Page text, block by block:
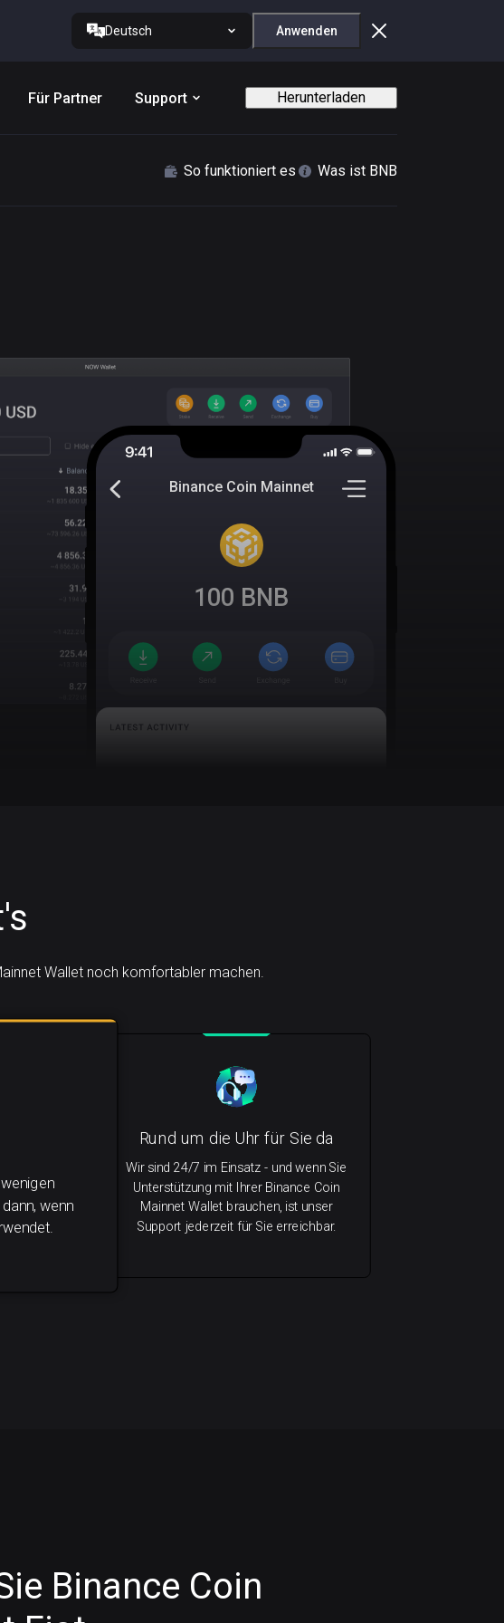
Deutsch Anwenden
Für Partner Support Herunterladen
So funktioniert es Was ist BNB
Binance Coin Mainnet
100 BNB
Wallet noch komfortabler machen.
wenn
Rund um die Uhr für Sie da
Wir sind 24/7 im Einsatz - und wenn Sie
Unterstützung mit Ihrer Binance Coin
Mainnet Wallet brauchen, ist unser
Support jederzeit für Sie erreichbar.
Binance Coin